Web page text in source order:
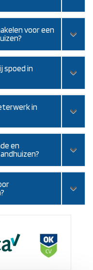
voor een
spoed in
in
en